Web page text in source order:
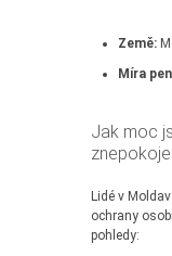
Země:
Míra
Jak moc
Lidé v
ochrany
pohledy: